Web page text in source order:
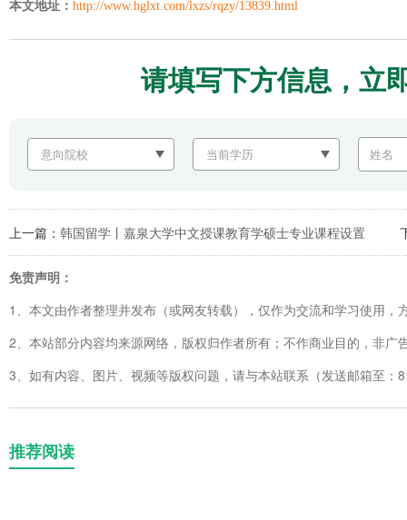
本文地址： http://www.hglxt.com/lxzs/rqzy/13839.html
请填写下方信息，立
上一篇： 韩国留学丨嘉泉大学中文授课教育学硕士专业课程设置
免责声明：
1、本文由作者整理并发布（或网友转载），仅作为交流和学习使用
2、本站部分内容均来源网络，版权归作者所有；不作商业目的，非广
3、如有内容、图片、视频等版权问题，请与本站联系（发送邮箱至
推荐阅读